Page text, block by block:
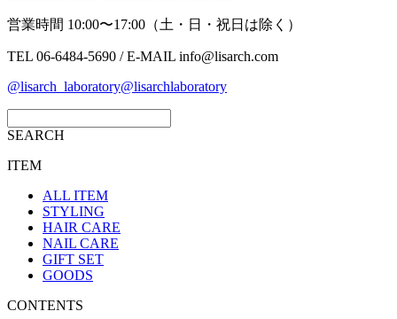
営業時間 10:00〜17:00（土・日・祝日は除く）
TEL 06-6484-5690 / E-MAIL info@lisarch.com
@lisarch_laboratory@lisarchlaboratory
SEARCH
ITEM
ALL ITEM
STYLING
HAIR CARE
NAIL CARE
GIFT SET
GOODS
CONTENTS